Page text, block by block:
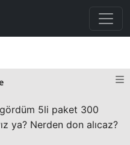
5li paket 300
ya? Nerden don alıcaz?